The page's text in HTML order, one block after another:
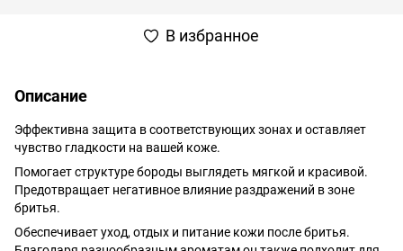
В избранное
Описание
Эффективна защита в соответствующих зонах и оставляет
чувство гладкости на вашей коже.
Помогает структуре бороды выглядеть мягкой и красивой.
Предотвращает негативное влияние раздражений в зоне
бритья.
Обеспечивает уход, отдых и питание кожи после бритья.